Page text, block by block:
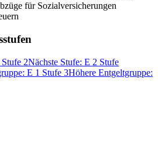
für Sozialversicherungen
2Nächste Stufe: E 2 Stufe
E 1 Stufe 3Höhere Entgeltgruppe: